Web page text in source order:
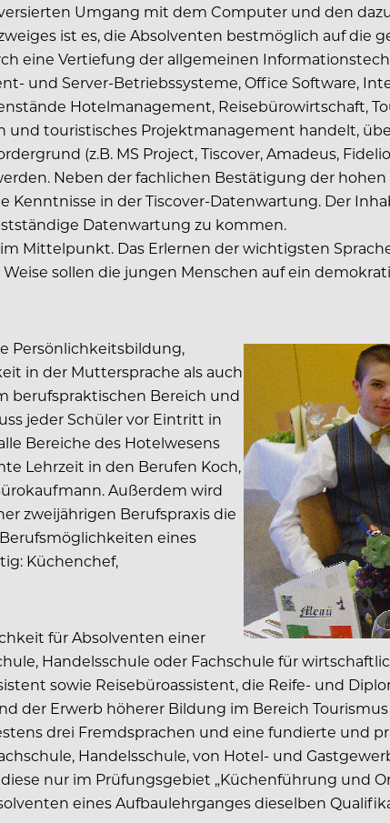
Umgang mit dem Computer und den
ist es, die Absolventen bestmöglich auf die
eine Vertiefung der allgemeinen
und Server-Betriebssysteme, Office Software,
Hotelmanagement, Reisebürowirtschaft,
touristisches Projektmanagement handelt,
(z.B. MS Project, Tiscover, Amadeus,
Neben der fachlichen Bestätigung der
in der Tiscover-Datenwartung. Der
Datenwartung zu kommen.
Mittelpunkt. Das Erlernen der wichtigsten
sollen die jungen Menschen auf ein
Persönlichkeitsbildung,
in der Muttersprache als auch
berufspraktischen Bereich und
jeder Schüler vor Eintritt in
Bereiche des Hotelwesens
Lehrzeit in den Berufen Koch,
Außerdem wird
zweijährigen Berufspraxis die
eines
Küchenchef,
für Absolventen einer
Handelsschule oder Fachschule für
sowie Reisebüroassistent, die Reife- und
der Erwerb höherer Bildung im Bereich
drei Fremdsprachen und eine fundierte und
Handelsschule, von Hotel- und
nur im Prüfungsgebiet „Küchenführung und
eines Aufbaulehrganges dieselben